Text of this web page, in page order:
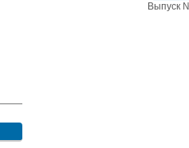
Выпуск